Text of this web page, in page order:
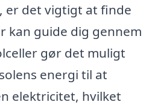
, er det vigtigt at finde
kan guide dig gennem
gør det muligt
energi til at
elektricitet, hvilket